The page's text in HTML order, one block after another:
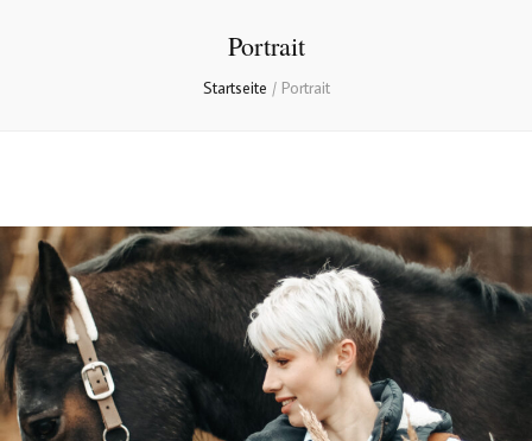
Portrait
Startseite / Portrait